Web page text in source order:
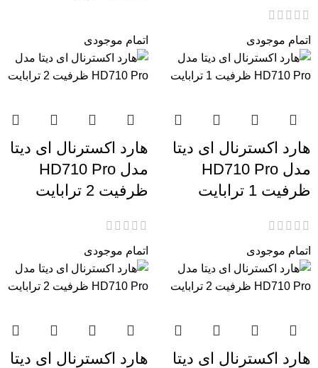
اتمام موجودی
هارد اکسترنال ای دیتا
مدل HD710 Pro
ظرفیت 1 ترابایت
اتمام موجودی
هارد اکسترنال ای دیتا
مدل HD710 Pro
ظرفیت 2 ترابایت
اتمام موجودی
هارد اکسترنال ای دیتا
اتمام موجودی
هارد اکسترنال ای دیتا